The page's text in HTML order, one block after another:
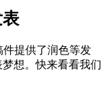
件提供了润色等发
想。快来看看我们